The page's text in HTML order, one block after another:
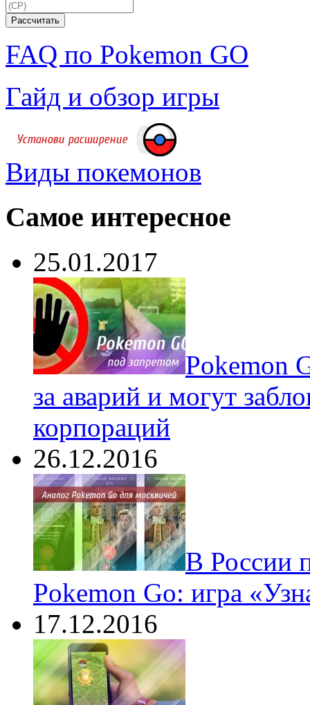
FAQ по Pokemon GO
Гайд и обзор игры
Виды покемонов
Самое интересное
25.01.2017
Pokеmon
за аварий и могут
корпораций
26.12.2016
В России
Pokemon Go: игра
17.12.2016